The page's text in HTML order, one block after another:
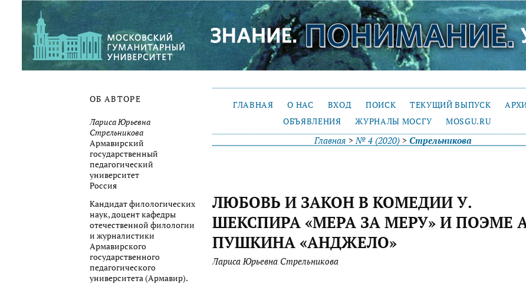
ОБ АВТОРЕ
Лариса Юрьевна
Стрельникова
Армавирский
государственный
педагогический
университет
Россия
Кандидат филологических
наук, доцент кафедры
отечественной филологии
и журналистики
Армавирского
государственного
педагогического
университета (Армавир).
ГЛАВНАЯ О НАС ВХОД ПОИСК ТЕКУЩИЙ ВЫПУСК
ОБЪЯВЛЕНИЯ
ЖУРНАЛЫ МОСГУ MOSGU.RU
Главная >№ 4 (2020)> Стрельникова
ЛЮБОВЬ И ЗАКОН В КОМЕДИИ У.
ШЕКСПИРА «МЕРА ЗА МЕРУ» И ПОЭМЕ
ПУШКИНА «АНДЖЕЛО»
Лариса Юрьевна Стрельникова